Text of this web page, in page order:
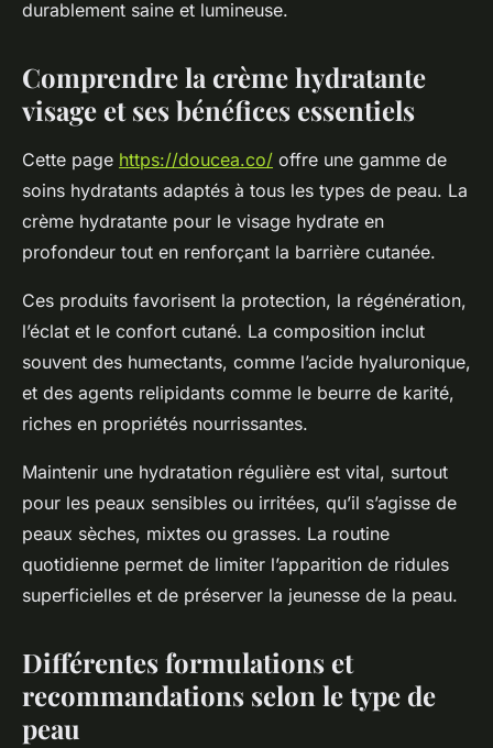
durablement saine et lumineuse.
Comprendre la crème hydratante
visage et ses bénéfices essentiels
Cette page https://doucea.co/ offre une gamme de
soins hydratants adaptés à tous les types de peau. La
crème hydratante pour le visage hydrate en
profondeur tout en renforçant la barrière cutanée.
Ces produits favorisent la protection, la régénération,
l’éclat et le confort cutané. La composition inclut
souvent des humectants, comme l’acide hyaluronique,
et des agents relipidants comme le beurre de karité,
riches en propriétés nourrissantes.
Maintenir une hydratation régulière est vital, surtout
pour les peaux sensibles ou irritées, qu’il s’agisse de
peaux sèches, mixtes ou grasses. La routine
quotidienne permet de limiter l’apparition de ridules
superficielles et de préserver la jeunesse de la peau.
Différentes formulations et
recommandations selon le type de
peau